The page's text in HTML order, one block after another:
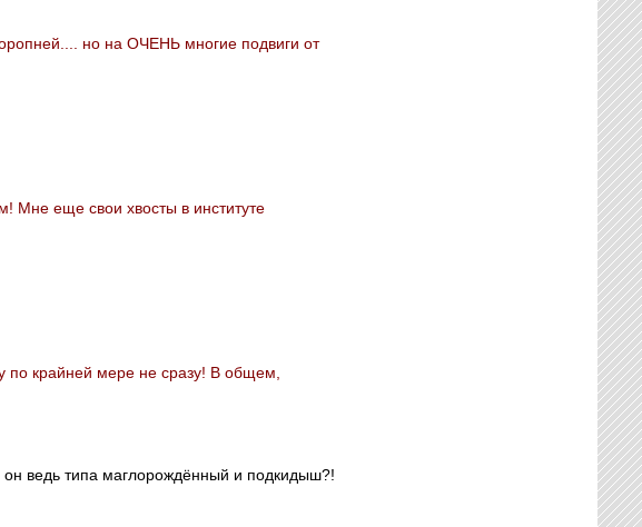
но на ОЧЕНЬ многие подвиги от
Мне еще свои хвосты в институте
по крайней мере не сразу! В общем,
он ведь типа маглорождённый и подкидыш?!